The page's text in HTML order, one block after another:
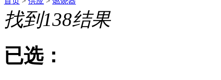
找到138结果
已选：